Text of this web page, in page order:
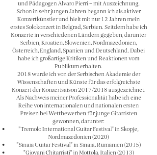
und Pädagogen Alvaro Pierri – mit Auszeichnung.
Schon in sehr jungen Jahren begann ich als aktiver
Konzertkünstler und hielt mit nur 12 Jahren mein
erstes Solokonzert in Belgrad, Serbien. Seitdem habe ich
Konzerte in verschiedenen Ländern gegeben, darunter
Serbien, Kroatien, Slowenien, Nordmazedonien,
Österreich, England, Spanien und Deutschland. Dabei
habe ich großartige Kritiken und Reaktionen vom
Publikum erhalten.
2018 wurde ich von der Serbischen Akademie der
Wissenschaften und Künste für das erfolgreichste
Konzert der Konzertsaison 2017/2018 ausgezeichnet.
Als Nachweis meiner Professionalität habe ich eine
Reihe von internationalen und nationalen ersten
Preisen bei Wettbewerben für junge Gitarristen
gewonnen, darunter:
"Tremolo International Guitar Festival" in Skopje,
Nordmazedonien (2020)
"Sinaia Guitar Festival" in Sinaia, Rumänien (2015)
"Giovani Chitarristi" in Mottola, Italien (2013)